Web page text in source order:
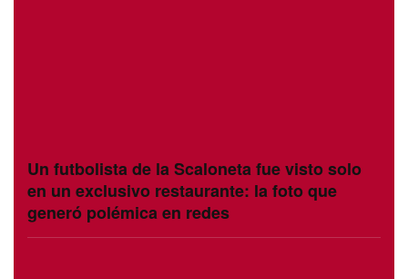
Un futbolista de la Scaloneta fue visto solo
en un exclusivo restaurante: la foto que
generó polémica en redes